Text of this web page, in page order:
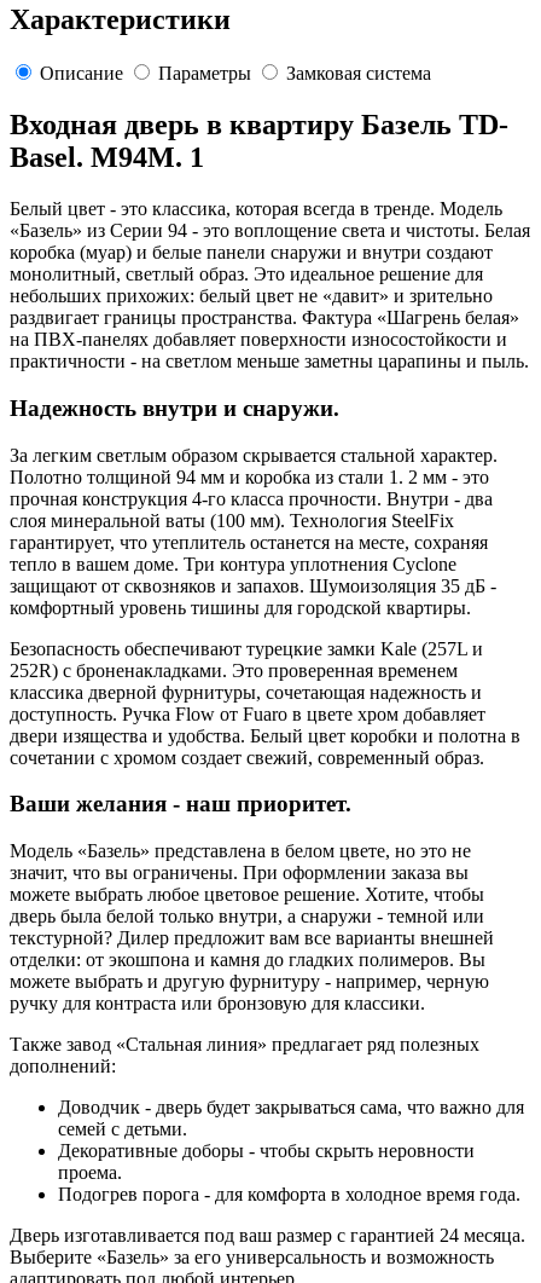
Характеристики
Описание Параметры Замковая система
Входная дверь в квартиру Базель TD-
Basel. M94M. 1
Белый цвет - это классика, которая всегда в тренде. Модель
«Базель» из Серии 94 - это воплощение света и чистоты. Белая
коробка (муар) и белые панели снаружи и внутри создают
монолитный, светлый образ. Это идеальное решение для
небольших прихожих: белый цвет не «давит» и зрительно
раздвигает границы пространства. Фактура «Шагрень белая»
на ПВХ-панелях добавляет поверхности износостойкости и
практичности - на светлом меньше заметны царапины и пыль.
Надежность внутри и снаружи.
За легким светлым образом скрывается стальной характер.
Полотно толщиной 94 мм и коробка из стали 1. 2 мм - это
прочная конструкция 4-го класса прочности. Внутри - два
слоя минеральной ваты (100 мм). Технология SteelFix
гарантирует, что утеплитель останется на месте, сохраняя
тепло в вашем доме. Три контура уплотнения Cyclone
защищают от сквозняков и запахов. Шумоизоляция 35 дБ -
комфортный уровень тишины для городской квартиры.
Безопасность обеспечивают турецкие замки Kale (257L и
252R) с броненакладками. Это проверенная временем
классика дверной фурнитуры, сочетающая надежность и
доступность. Ручка Flow от Fuaro в цвете хром добавляет
двери изящества и удобства. Белый цвет коробки и полотна в
сочетании с хромом создает свежий, современный образ.
Ваши желания - наш приоритет.
Модель «Базель» представлена в белом цвете, но это не
значит, что вы ограничены. При оформлении заказа вы
можете выбрать любое цветовое решение. Хотите, чтобы
дверь была белой только внутри, а снаружи - темной или
текстурной? Дилер предложит вам все варианты внешней
отделки: от экошпона и камня до гладких полимеров. Вы
можете выбрать и другую фурнитуру - например, черную
ручку для контраста или бронзовую для классики.
Также завод «Стальная линия» предлагает ряд полезных
дополнений:
Доводчик - дверь будет закрываться сама, что важно для
семей с детьми.
Декоративные доборы - чтобы скрыть неровности
проема.
Подогрев порога - для комфорта в холодное время года.
Дверь изготавливается под ваш размер с гарантией 24 месяца.
Выберите «Базель» за его универсальность и возможность
адаптировать под любой интерьер.